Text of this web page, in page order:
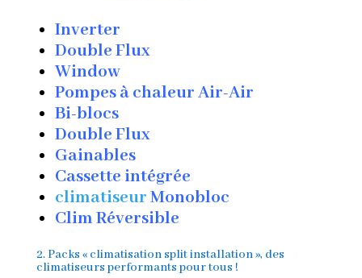
Inverter
Double Flux
Window
Pompes à chaleur Air-Air
Bi-blocs
Double Flux
Gainables
Cassette intégrée
climatiseurMonobloc
Clim Réversible
2. Packs « climatisation split installation », des
climatiseurs performants pour tous !